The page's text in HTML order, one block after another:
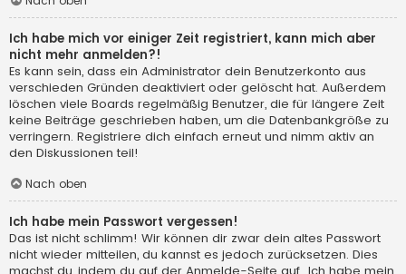
Ich habe mich vor einiger Zeit registriert, kann mich aber
nicht mehr anmelden?!
Es kann sein, dass ein Administrator dein Benutzerkonto aus
verschieden Gründen deaktiviert oder gelöscht hat. Außerdem
löschen viele Boards regelmäßig Benutzer, die für längere Zeit
keine Beiträge geschrieben haben, um die Datenbankgröße zu
verringern. Registriere dich einfach erneut und nimm aktiv an
den Diskussionen teil!
Nach oben
Ich habe mein Passwort vergessen!
Das ist nicht schlimm! Wir können dir zwar dein altes Passwort
nicht wieder mitteilen, du kannst es jedoch zurücksetzen. Dies